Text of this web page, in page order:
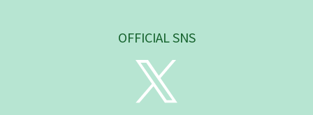
OFFICIAL SNS